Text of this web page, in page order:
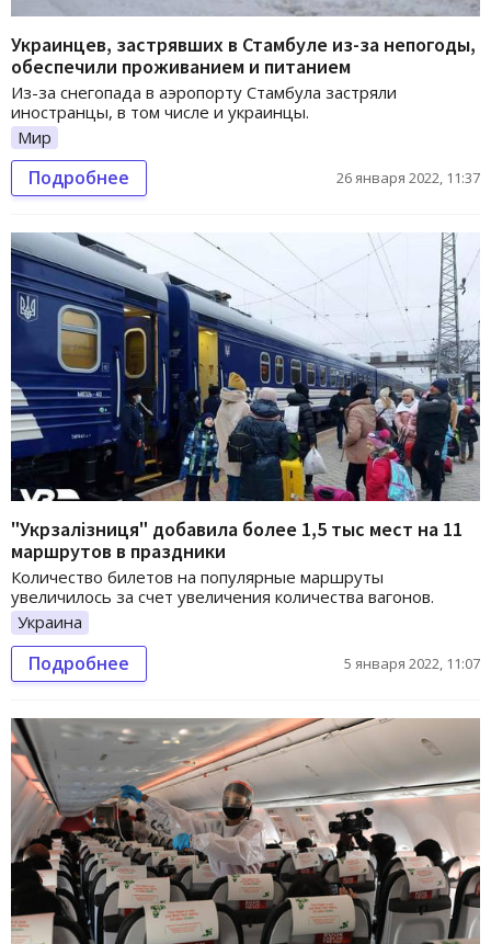
Украинцев, застрявших в Стамбуле из-за непогоды,
обеспечили проживанием и питанием
Из-за снегопада в аэропорту Стамбула застряли
иностранцы, в том числе и украинцы.
Мир
Подробнее 26 января 2022, 11:37
"Укрзалізниця" добавила более 1,5 тыс мест на 11
маршрутов в праздники
Количество билетов на популярные маршруты
увеличилось за счет увеличения количества вагонов.
Украина
Подробнее 5 января 2022, 11:07